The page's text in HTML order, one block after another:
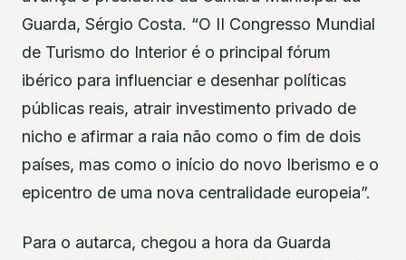
Guarda, Sérgio Costa. “O II Congresso Mundial
de Turismo do Interior é o principal fórum
ibérico para influenciar e desenhar políticas
públicas reais, atrair investimento privado de
nicho e afirmar a raia não como o fim de dois
países, mas como o início do novo Iberismo e o
epicentro de uma nova centralidade europeia”.
Para o autarca, chegou a hora da Guarda